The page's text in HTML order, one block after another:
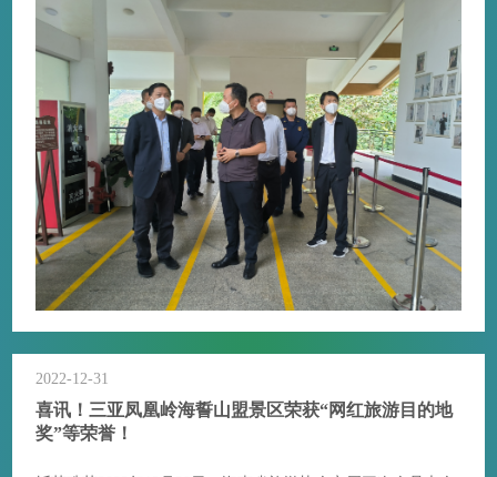
2022-12-31
喜讯！三亚凤凰岭海誓山盟景区荣获“网红旅游目的地
奖”等荣誉！